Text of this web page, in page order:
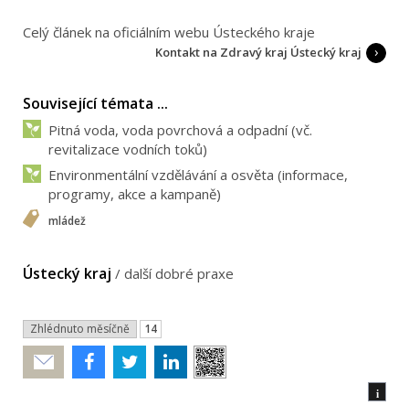
Celý článek na oficiálním webu Ústeckého kraje
Kontakt na Zdravý kraj Ústecký kraj
Související témata ...
Pitná voda, voda povrchová a odpadní (vč.
revitalizace vodních toků)
Environmentální vzdělávání a osvěta (informace,
programy, akce a kampaně)
mládež
Ústecký kraj / další dobré praxe
Zhlédnuto měsíčně 14
Poslat
i